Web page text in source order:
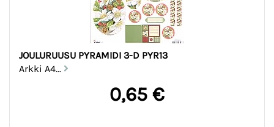
JOULURUUSU PYRAMIDI 3-D PYR13
Arkki A4...
0,65 €